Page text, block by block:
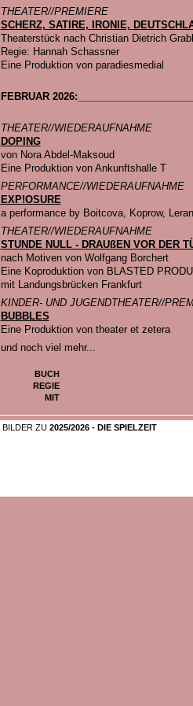
THEATER//PREMIERE
SCHERZ, SATIRE, IRONIE,
Theaterstück nach Christian Dietrich
Regie: Hannah Schassner
Eine Produktion von paradiesmedial
FEBRUAR
THEATER//WIEDERAUFNAHME
DOPING
von Nora Abdel-Maksoud
Eine Produktion von Ankunftshalle T
PERFORMANCE//WIEDERAUFNAHME
EXP!OSURE
a performance by Boitcova, Koprow,
THEATER//WIEDERAUFNAHME
STUNDE NULL - DRAUßEN VOR DER
nach Motiven von Wolfgang Borchert
Eine Koproduktion von BLASTED
mit Landungsbrücken Frankfurt
KINDER- UND JUGENDTHEATER//
BUBBLES
Eine Produktion von theater et zetera
und noch viel mehr...
BUCH
REGIE
MIT
BILDER ZU 2025/2026 - DIE SPIELZEIT